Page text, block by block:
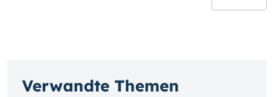
Verwandte Themen